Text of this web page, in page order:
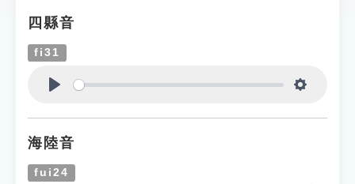
四縣音
fi31
海陸音
fui24